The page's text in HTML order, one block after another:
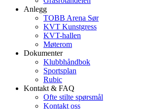
Anlegg
TOBB Arena Sør
KVT Kunstgress
KVT-hallen
Møterom
Dokumenter
Klubbhåndbok
Sportsplan
Rubic
Kontakt & FAQ
Ofte stilte spørsmål
Kontakt oss